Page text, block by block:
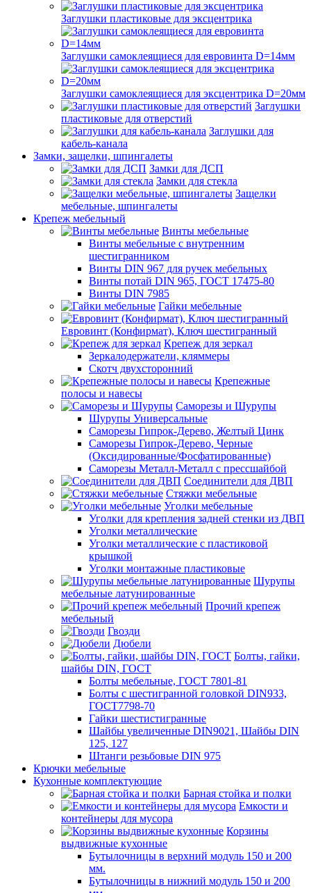
Заглушки пластиковые для эксцентрика
Заглушки самоклеящиеся для евровинта D=14мм
Заглушки самоклеящиеся для эксцентрика D=20мм
Заглушки
пластиковые для отверстий
Заглушки для
кабель-канала
Замки, защелки, шпингалеты
Замки для ДСП
Замки для стекла
Защелки
мебельные, шпингалеты
Крепеж мебельный
Винты мебельные
Винты мебельные с внутренним
шестигранником
Винты DIN 967 для ручек мебельных
Винты потай DIN 965, ГОСТ 17475-80
Винты DIN 7985
Гайки мебельные
Евровинт (Конфирмат), Ключ шестигранный
Крепеж для зеркал
Зеркалодержатели, кляммеры
Скотч двухсторонний
Крепежные
полосы и навесы
Саморезы и Шурупы
Шурупы Универсальные
Саморезы Гипрок-Дерево, Желтый Цинк
Саморезы Гипрок-Дерево, Черные
(Оксидированные/Фосфатированные)
Саморезы Металл-Металл с прессшайбой
Соединители для ДВП
Стяжки мебельные
Уголки мебельные
Уголки для крепления задней стенки из ДВП
Уголки металлические
Уголки металлические с пластиковой
крышкой
Уголки монтажные пластиковые
Шурупы
мебельные латунированные
Прочий крепеж
мебельный
Гвозди
Дюбели
Болты, гайки,
шайбы DIN, ГОСТ
Болты мебельные, ГОСТ 7801-81
Болты с шестигранной головкой DIN933,
ГОСТ7798-70
Гайки шестистигранные
Шайбы увеличенные DIN9021, Шайбы DIN
125, 127
Штанги резьбовые DIN 975
Крючки мебельные
Кухонные комплектующие
Барная стойка и полки
Емкости и
контейнеры для мусора
Корзины
выдвижные кухонные
Бутылочницы в верхний модуль 150 и 200
мм.
Бутылочницы в нижний модуль 150 и 200